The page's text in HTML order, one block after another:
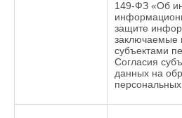
149-ФЗ «Об
защите
заключаемые
субъектами
Согласия
данных на